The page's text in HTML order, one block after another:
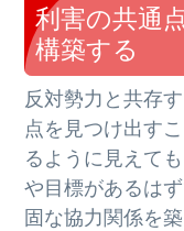
利害の共通
構築する
反対勢力と共存
点を見つけ出す
るように見えて
や目標があるは
固な協力関係を